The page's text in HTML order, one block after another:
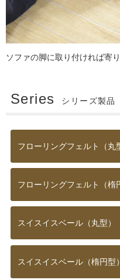
ソファの脚に取り付ければ寄
Series シリーズ製品
フローリングフェルト（丸
フローリングフェルト（楕
スイスイスベール（丸型）
スイスイスベール（楕円型）